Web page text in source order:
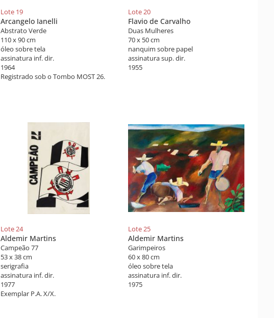
Lote 19
Arcangelo Ianelli
Abstrato Verde
110 x 90 cm
óleo sobre tela
assinatura inf. dir.
1964
Registrado sob o Tombo MOST 26.
Lote 20
Flavio de Carvalho
Duas Mulheres
70 x 50 cm
nanquim sobre papel
assinatura sup. dir.
1955
Lote 24
Aldemir Martins
Campeão 77
53 x 38 cm
serigrafia
assinatura inf. dir.
1977
Exemplar P.A. X/X.
Lote 25
Aldemir Martins
Garimpeiros
60 x 80 cm
óleo sobre tela
assinatura inf. dir.
1975